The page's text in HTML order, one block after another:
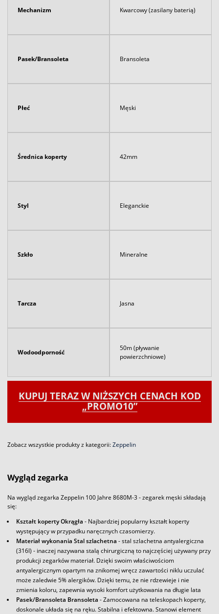
Mechanizm Kwarcowy (zasilany baterią)
Pasek/Bransoleta Bransoleta
Płeć Męski
Średnica koperty 42mm
Styl Eleganckie
Szkło Mineralne
Tarcza Jasna
Wodoodporność
50m (pływanie
powierzchniowe)
KUPUJ TERAZ W NIŻSZYCH CENACH KOD
„PROMO10”
Zobacz wszystkie produkty z kategorii:Zeppelin
Wygląd zegarka
Na wygląd zegarka Zeppelin 100 Jahre 8680M-3 - zegarek męski składają
się:
Kształt koperty Okrągła - Najbardziej popularny kształt koperty
występujący w przypadku naręcznych czasomierzy.
Materiał wykonania Stal szlachetna - stal szlachetna antyalergiczna
(316l) - inaczej nazywana stalą chirurgiczną to najczęściej używany przy
produkcji zegarków materiał. Dzięki swoim właściwościom
antyalergicznym opartym na znikomej wręcz zawartości niklu uczulać
może zaledwie 5% alergików. Dzięki temu, że nie rdzewieje i nie
zmienia koloru, zapewnia wysoki komfort użytkowania na długie lata
Pasek/Bransoleta Bransoleta - Zamocowana na teleskopach koperty,
doskonale układa się na ręku. Stabilna i efektowna. Stanowi element